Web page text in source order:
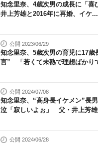
知念里奈、4歳次男の成長に「
井上芳雄と2016年に再婚、イケ...
公開 2023/06/29
知念里奈、5歳次男の育児に17歳
言” 「若くて未熟で理想ばかり
公開 2024/07/08
知念里奈、“高身長イケメン”長
泣「寂しいよぉ」 父・井上芳
公開 2024/06/28